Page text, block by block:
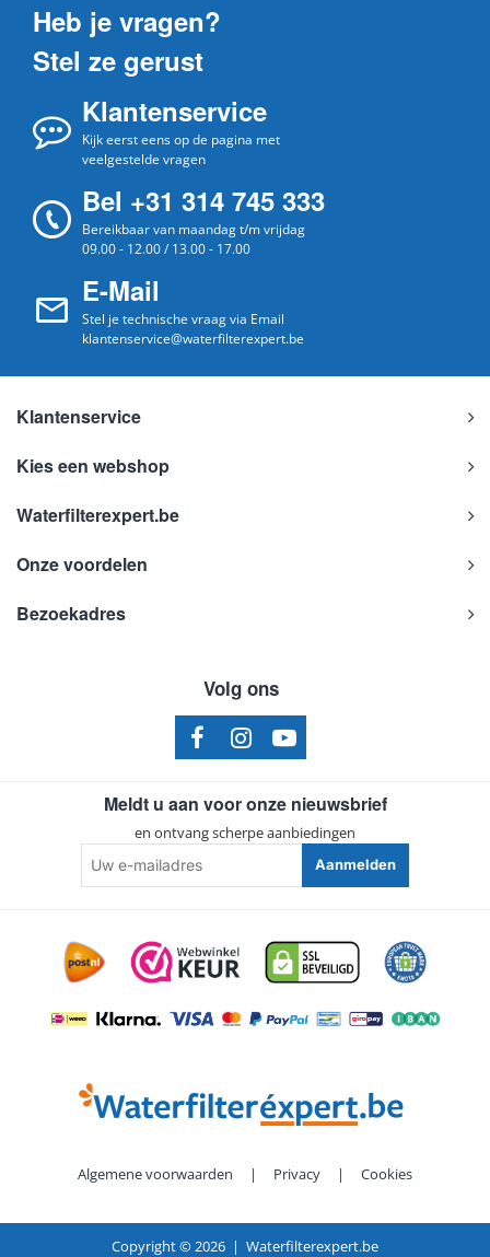
Heb je vragen?
Stel ze gerust
Klantenservice
Kijk eerst eens op de pagina met
veelgestelde vragen
Bel +31 314 745 333
Bereikbaar van maandag t/m vrijdag
09.00 - 12.00 / 13.00 - 17.00
E-Mail
Stel je technische vraag via Email
klantenservice@waterfilterexpert.be
Klantenservice
Kies een webshop
Waterfilterexpert.be
Onze voordelen
Bezoekadres
Volg ons
Meldt u aan voor onze nieuwsbrief
en ontvang scherpe aanbiedingen
e-
mailadres
Aanmelden
Algemene voorwaarden | Privacy | Cookies
Copyright ©2026 | Waterfilterexpert.be